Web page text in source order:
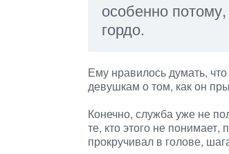
особенно
гордо.
Ему нравилось думать,
девушкам о том, как он
Конечно, служба уже не
те, кто этого не
прокручивал в голове,